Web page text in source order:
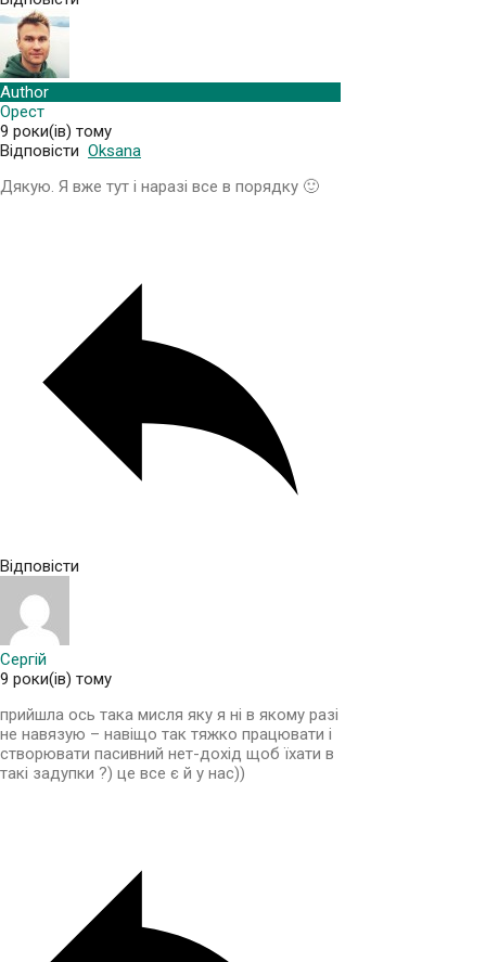
Author
Орест
9 роки(ів) тому
Відповісти Oksana
Дякую. Я вже тут і наразі все в порядку 🙂
Відповісти
Сергій
9 роки(ів) тому
прийшла ось така мисля яку я ні в якому разі
не навязую – навіщо так тяжко працювати і
створювати пасивний нет-дохід щоб їхати в
такі задупки ?) це все є й у нас))